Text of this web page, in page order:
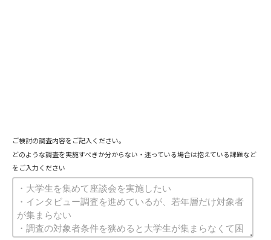
ご検討の調査内容をご記入ください。
どのような調査を実施すべきか分からない・迷っている場合は抱えている課題など
をご入力ください